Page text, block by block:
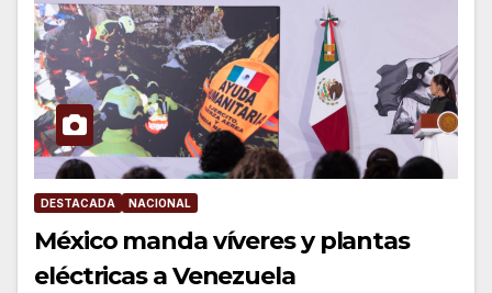
DESTACADA NACIONAL
México manda víveres y plantas
eléctricas a Venezuela